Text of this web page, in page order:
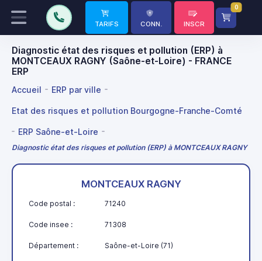
TARIFS CONN. INSCR
0
Diagnostic état des risques et pollution (ERP) à
MONTCEAUX RAGNY (Saône-et-Loire) - FRANCE
ERP
Accueil ERP par ville
Etat des risques et pollution Bourgogne-Franche-Comté
ERP Saône-et-Loire
Diagnostic état des risques et pollution (ERP) à MONTCEAUX RAGNY
MONTCEAUX RAGNY
Code postal : 71240
Code insee : 71308
Département : Saône-et-Loire (71)